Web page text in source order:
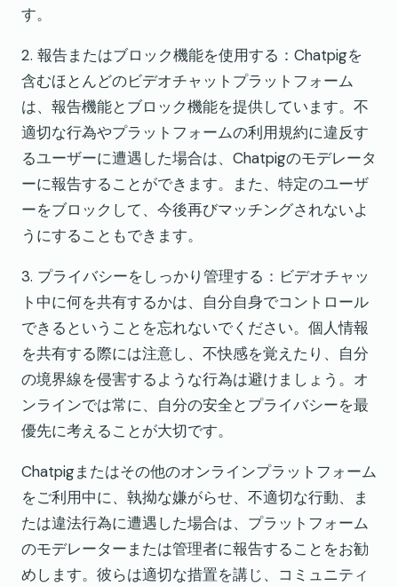
す。
2. 報告またはブロック機能を使用する：Chatpigを
含むほとんどのビデオチャットプラットフォーム
は、報告機能とブロック機能を提供しています。不
適切な行為やプラットフォームの利用規約に違反す
るユーザーに遭遇した場合は、Chatpigのモデレータ
ーに報告することができます。また、特定のユーザ
ーをブロックして、今後再びマッチングされないよ
うにすることもできます。
3. プライバシーをしっかり管理する：ビデオチャッ
ト中に何を共有するかは、自分自身でコントロール
できるということを忘れないでください。個人情報
を共有する際には注意し、不快感を覚えたり、自分
の境界線を侵害するような行為は避けましょう。オ
ンラインでは常に、自分の安全とプライバシーを最
優先に考えることが大切です。
Chatpigまたはその他のオンラインプラットフォーム
をご利用中に、執拗な嫌がらせ、不適切な行動、ま
たは違法行為に遭遇した場合は、プラットフォーム
のモデレーターまたは管理者に報告することをお勧
めします。彼らは適切な措置を講じ、コミュニティ